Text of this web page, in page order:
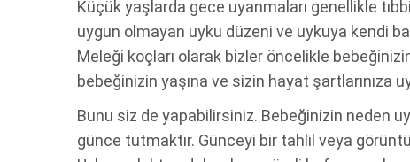
Küçük yaşlarda gece uyanmaları genellikle
uygun olmayan uyku düzeni ve uykuya kendi
Meleği koçları olarak bizler öncelikle
bebeğinizin yaşına ve sizin hayat şartlarınıza
Bunu siz de yapabilirsiniz. Bebeğinizin neden
günce tutmaktır. Günceyi bir tahlil veya